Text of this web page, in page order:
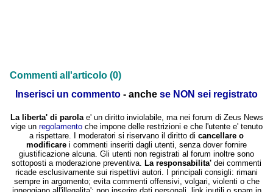
Commenti all'articolo (0)
Inserisci un commento - anche se NON sei registrato
La liberta' di parolae' un diritto inviolabile, ma nei forum di Zeus News
vige un regolamentoche impone delle restrizioni e che l'utente e' tenuto
a rispettare. I moderatori si riservano il diritto di cancellare o
modificare i commenti inseriti dagli utenti, senza dover fornire
giustificazione alcuna. Gli utenti non registrati al forum inoltre sono
sottoposti a moderazione preventiva. La responsabilita' dei commenti
ricade esclusivamente sui rispettivi autori. I principali consigli: rimani
sempre in argomento; evita commenti offensivi, volgari, violenti o che